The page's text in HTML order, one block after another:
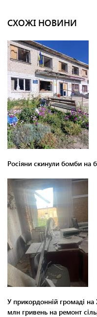
СХОЖІ НОВИНИ
Росіяни скинули бомби на
У прикордонній громаді
млн гривень на ремонт